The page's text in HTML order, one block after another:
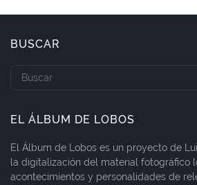
BUSCAR
EL ÁLBUM DE LOBOS
El Álbum de Lobos es un proyecto de
la digitalización del material fotográfico
acontecimientos y personalidades de